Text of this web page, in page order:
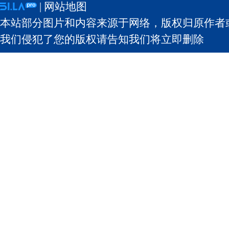
| 网站地图
本站部分图片和内容来源于网络，版权归原作
我们侵犯了您的版权请告知我们将立即删除